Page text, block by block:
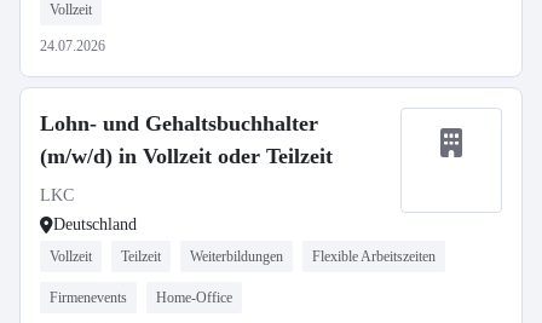
Vollzeit
24.07.2026
Lohn- und Gehaltsbuchhalter
(m/w/d) in Vollzeit oder Teilzeit
LKC
Deutschland
Vollzeit Teilzeit Weiterbildungen Flexible Arbeitszeiten
Firmenevents Home-Office